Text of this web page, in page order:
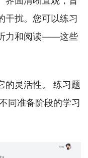
干扰。您可以练习
力和阅读——这些
的灵活性。 练习题
同准备阶段的学习